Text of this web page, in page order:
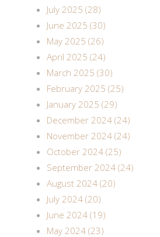
July 2025 (28)
June 2025 (30)
May 2025 (26)
April 2025 (24)
March 2025 (30)
February 2025 (25)
January 2025 (29)
December 2024 (24)
November 2024 (24)
October 2024 (25)
September 2024 (24)
August 2024 (20)
July 2024 (20)
June 2024 (19)
May 2024 (23)